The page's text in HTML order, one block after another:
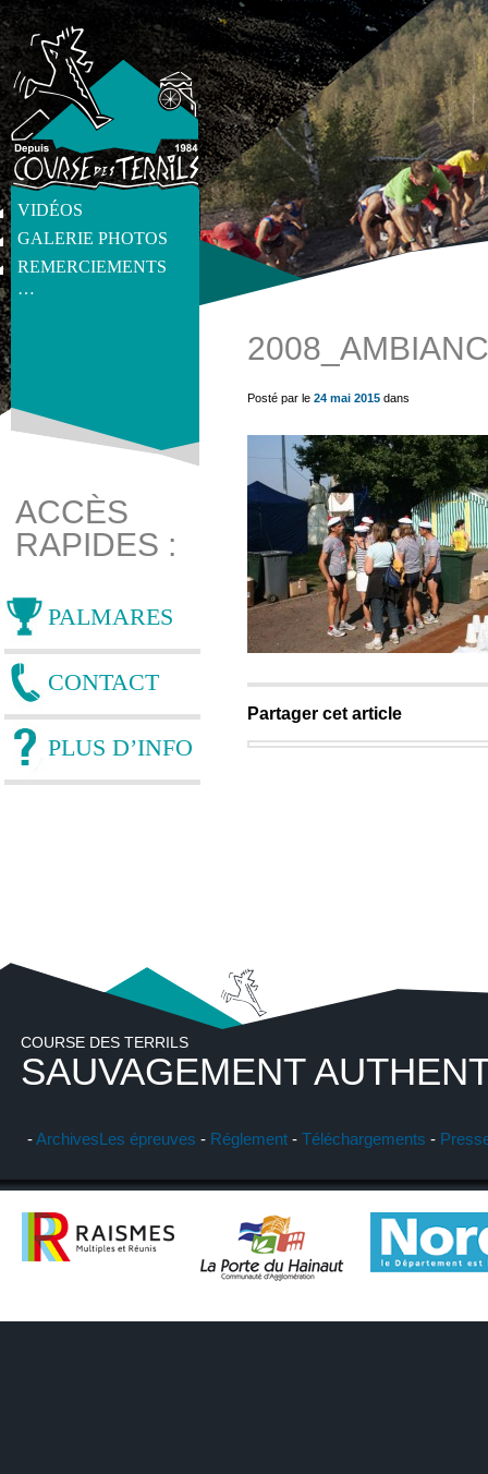
VIDÉOS
GALERIE PHOTOS
REMERCIEMENTS
…
get_post_meta(get_the_ID(), 'thumb', true) ?>
ACCÈS
RAPIDES :
PALMARES
CONTACT
PLUS D’INFO
Posté par le 24 mai 2015 dans
Partager cet article
COURSE DES TERRILS
SAUVAGEMENT
-ArchivesLes épreuves - Réglement - Téléchargements -